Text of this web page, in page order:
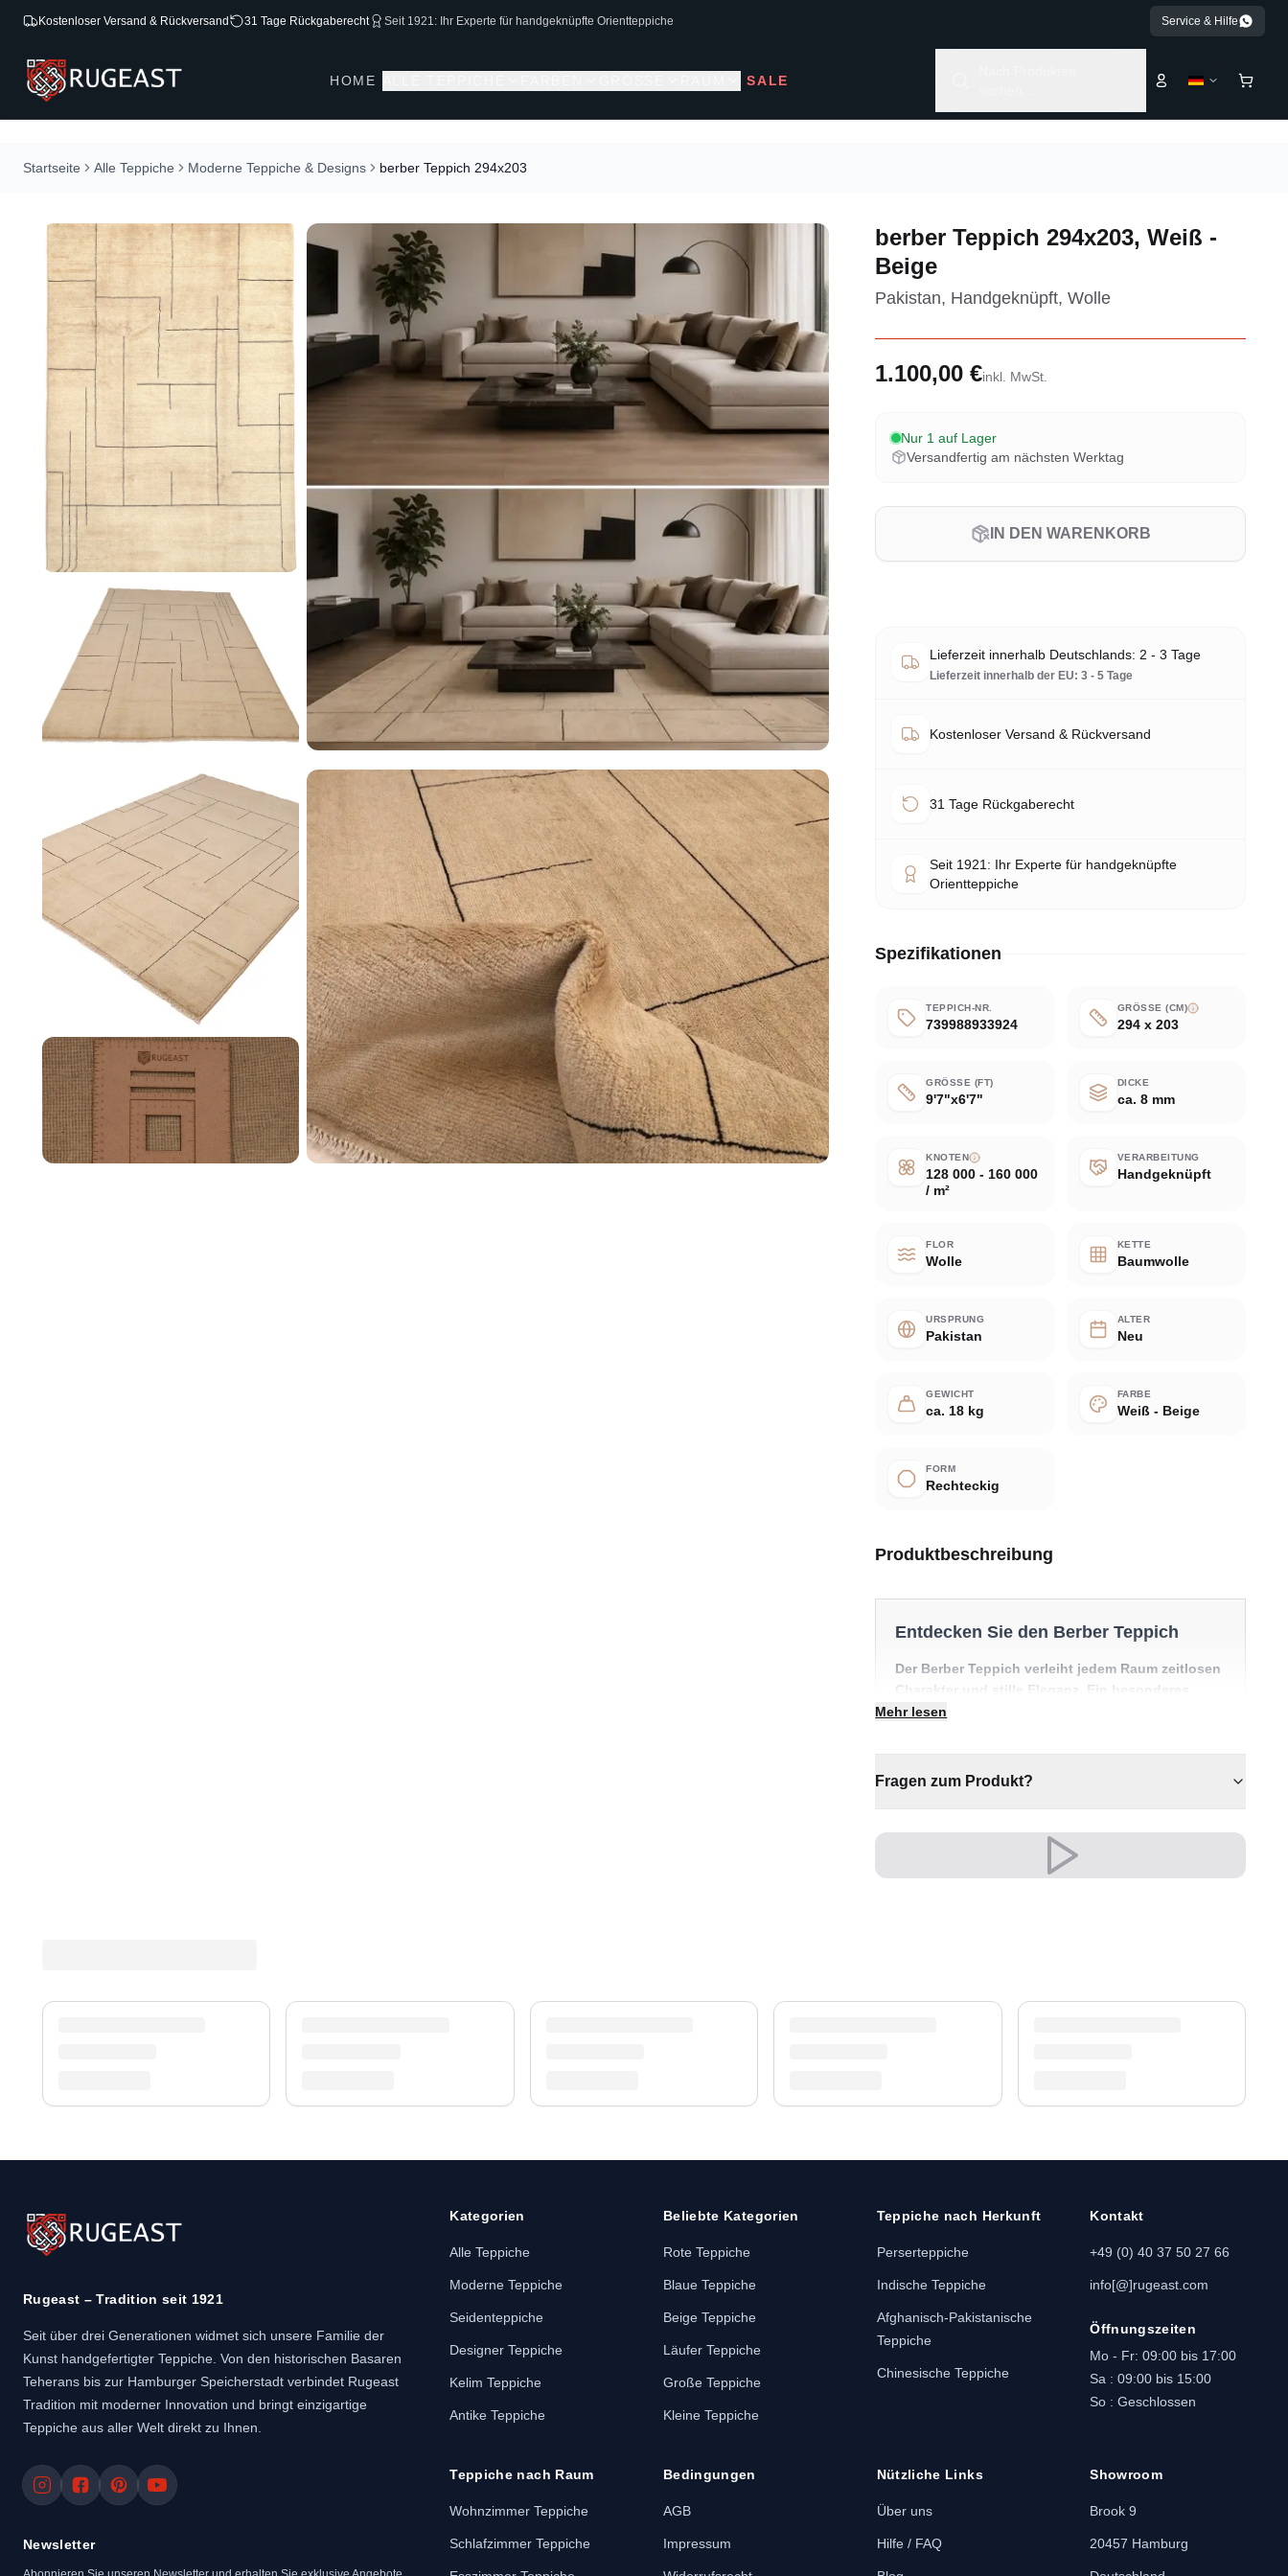
Kostenloser Versand & Rückversand 31 Tage Rückgaberecht Seit 1921: Ihr Experte für handgeknüpfte Orientteppiche Service & Hilfe
HOME SALE
Startseite Alle Teppiche Moderne Teppiche & Designs berber Teppich 294x203
berber Teppich 294x203, Weiß -
Beige
Pakistan, Handgeknüpft, Wolle
1.100,00 €inkl. MwSt.
Nur 1 auf Lager
Versandfertig am nächsten Werktag
IN DEN WARENKORB
Lieferzeit innerhalb Deutschlands: 2 - 3 Tage
Lieferzeit innerhalb der EU: 3 - 5 Tage
Kostenloser Versand & Rückversand
31 Tage Rückgaberecht
Seit 1921: Ihr Experte für handgeknüpfte
Orientteppiche
Spezifikationen
TEPPICH-NR.
739988933924
GRÖSSE (CM)
294 x 203
GRÖSSE (FT)
9'7"x6'7"
DICKE
ca. 8 mm
KNOTEN
128 000 - 160 000
/ m²
VERARBEITUNG
Handgeknüpft
FLOR
Wolle
KETTE
Baumwolle
URSPRUNG
Pakistan
ALTER
Neu
GEWICHT
ca. 18 kg
FARBE
Weiß - Beige
FORM
Rechteckig
Produktbeschreibung
Entdecken Sie den Berber Teppich
Der Berber Teppich verleiht jedem Raum zeitlosen
Charakter und stille Eleganz. Ein besonderes
Stück, das einen Raum mühelos in Szene setzt.
✔ Passt zu moderner und klassischer Einrichtung
✔ Eine bleibende Investition für Ihr Zuhause
✔ Verleiht jedem Raum gemütliche Eleganz
Mehr lesen
Fragen zum Produkt?
Rugeast – Tradition seit 1921
Seit über drei Generationen widmet sich unsere Familie der
Kunst handgefertigter Teppiche. Von den historischen Basaren
Teherans bis zur Hamburger Speicherstadt verbindet Rugeast
Tradition mit moderner Innovation und bringt einzigartige
Teppiche aus aller Welt direkt zu Ihnen.
Newsletter
Kategorien
Alle Teppiche
Moderne Teppiche
Seidenteppiche
Designer Teppiche
Kelim Teppiche
Antike Teppiche
Beliebte Kategorien
Rote Teppiche
Blaue Teppiche
Beige Teppiche
Läufer Teppiche
Große Teppiche
Kleine Teppiche
Teppiche nach Herkunft
Perserteppiche
Indische Teppiche
Afghanisch-Pakistanische
Teppiche
Chinesische Teppiche
Kontakt
+49 (0) 40 37 50 27 66
info[@]rugeast.com
Öffnungszeiten
Mo - Fr: 09:00 bis 17:00
Sa : 09:00 bis 15:00
So : Geschlossen
Teppiche nach Raum
Wohnzimmer Teppiche
Schlafzimmer Teppiche
Bedingungen
AGB
Impressum
Nützliche Links
Über uns
Hilfe / FAQ
Showroom
Brook 9
20457 Hamburg